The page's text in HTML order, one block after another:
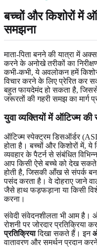
बच्चों और किशोरों में
समझना
माता-पिता बनने की यात्रा में
करने के अनोखे तरीकों का
कभी-कभी, ये अवलोकन हमें
विचार करने के लिए प्रेरित कर
बहुत फायदेमंद हो सकता है,
जरूरतों की गहरी समझ का मार्ग
युवा व्यक्तियों में ऑटिज्म की
ऑटिज्म स्पेक्ट्रम डिसऑर्डर
होता है। बच्चों और किशोरों में,
व्यवहार के पैटर्न से संबंधित
आप किसी ऐसे बच्चे को देख
होती है, जिसकी आँख से संपर्क
पसंद करता है। वे दोहराए जाने
जैसे हाथ फड़फड़ाना या किसी
करना।
संवेदी संवेदनशीलता भी आम है।
रोशनी पर जोरदार प्रतिक्रिया
प्रतिक्रियादिखा सकते हैं। इन
वातावरण और समर्थन प्रदान